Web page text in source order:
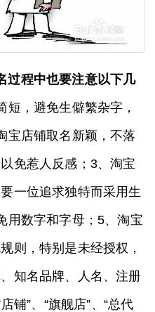
过程中也要注意以下几
短，避免生僻繁杂字，
宝店铺取名新颖，不落
免惹人反感；3、淘宝
一位追求独特而采用生
用数字和字母；5、淘宝
则，特别是未经授权，
知名品牌、人名、注册
铺”、“旗舰店”、“总代